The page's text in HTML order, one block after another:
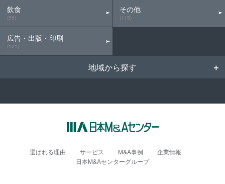
飲食
(56)
広告・出版・印刷
(101)
その他
(115)
地域から探す
選ばれる理由 サービス M&A事例
企業情報
日本M&Aセンターグループ